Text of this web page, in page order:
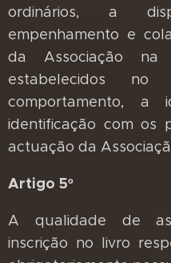
ordinários, a
empenhamento e
da Associação na
estabelecidos
comportamento, a
identificação com os
actuação da
Artigo 5º
A qualidade de
inscrição no livro